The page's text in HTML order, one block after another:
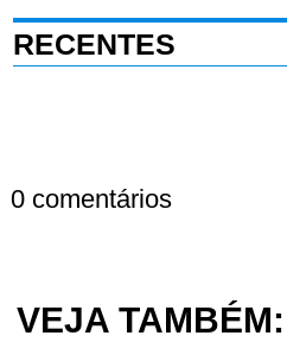
RECENTES
0 comentários
VEJA TAMBÉM: